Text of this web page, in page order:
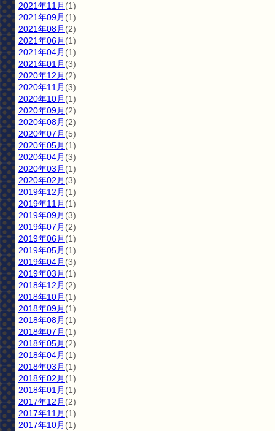
2021年11月 (1)
2021年09月 (1)
2021年08月 (2)
2021年06月 (1)
2021年04月 (1)
2021年01月 (3)
2020年12月 (2)
2020年11月 (3)
2020年10月 (1)
2020年09月 (2)
2020年08月 (2)
2020年07月 (5)
2020年05月 (1)
2020年04月 (3)
2020年03月 (1)
2020年02月 (3)
2019年12月 (1)
2019年11月 (1)
2019年09月 (3)
2019年07月 (2)
2019年06月 (1)
2019年05月 (1)
2019年04月 (3)
2019年03月 (1)
2018年12月 (2)
2018年10月 (1)
2018年09月 (1)
2018年08月 (1)
2018年07月 (1)
2018年05月 (2)
2018年04月 (1)
2018年03月 (1)
2018年02月 (1)
2018年01月 (1)
2017年12月 (2)
2017年11月 (1)
2017年10月 (1)